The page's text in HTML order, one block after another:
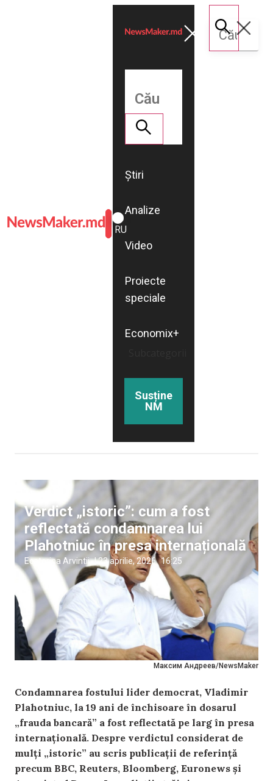
ROMÂNĂ
RU
Știri
Analize
Video
Proiecte
speciale
Economix+
Susține
NM
Максим Андреев/NewsMaker
Verdict „istoric”: cum a fost
reflectată condamnarea lui
Plahotniuc în presa internațională
Ecaterina Arvintii |23 aprilie, 2026 16:25
Condamnarea fostului lider democrat, Vladimir
Plahotniuc, la 19 ani de închisoare în dosarul
„frauda bancară” a fost reflectată pe larg în presa
internațională. Despre verdictul considerat de
mulți „istoric” au scris publicații de referință
precum BBC, Reuters, Bloomberg, Euronews și